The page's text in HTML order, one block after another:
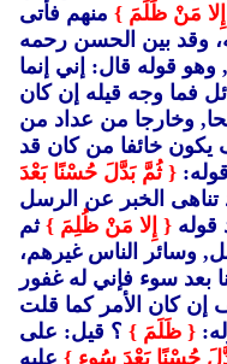
مَنْ ظَلَمَ } منهم فأتى
وقد بين الحسن رحمه
قوله قال: إني إنما
فما وجه قيله إن كان
وخارجا من عداد من
يكون خائفا من كان قد
{ ثُمَّ بَدَّلَ حُسْنًا بَعْدَ
تناهى الخبر عن الرسل
{ إِلا مَنْ ظُلِمَ } ثم
وسائر الناس غيرهم،
سوء فإني له غفور
إن كان الأمر كما قلت
{ ظَلَمَ } ؟ قيل: على
حُسْنًا بَعْدَ سُوءٍ } عليه